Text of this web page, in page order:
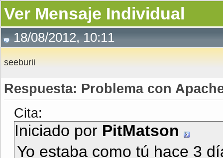
Ver Mensaje Individual
18/08/2012, 10:11
seeburii
Respuesta: Problema con
Cita:
Iniciado por PitMatson
Yo estaba como tú hace 3